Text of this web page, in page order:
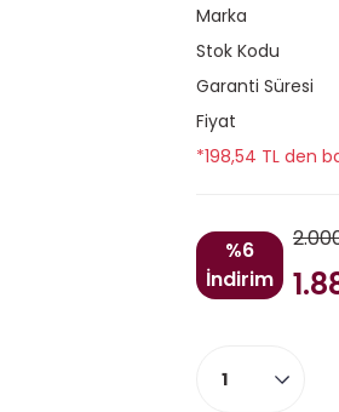
Marka
Stok Kodu
Garanti Süresi
Fiyat
*198,54 TL den
%6
İndirim